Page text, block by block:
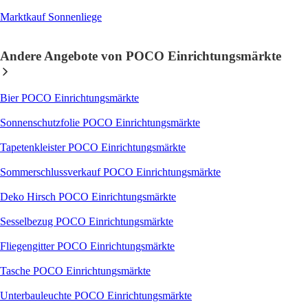
Marktkauf Sonnenliege
Andere Angebote von POCO Einrichtungsmärkte
Bier POCO Einrichtungsmärkte
Sonnenschutzfolie POCO Einrichtungsmärkte
Tapetenkleister POCO Einrichtungsmärkte
Sommerschlussverkauf POCO Einrichtungsmärkte
Deko Hirsch POCO Einrichtungsmärkte
Sesselbezug POCO Einrichtungsmärkte
Fliegengitter POCO Einrichtungsmärkte
Tasche POCO Einrichtungsmärkte
Unterbauleuchte POCO Einrichtungsmärkte